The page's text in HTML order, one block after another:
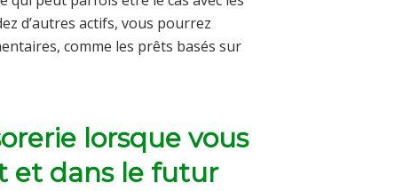
d’autres actifs, vous pourrez
comme les prêts basés sur
lorsque vous
et dans le futur